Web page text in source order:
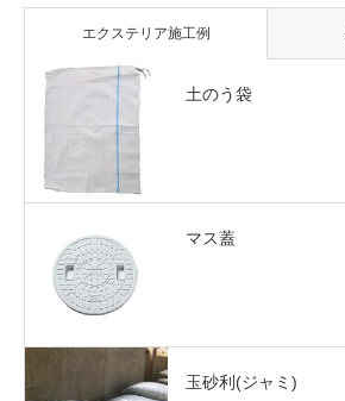
エクステリア施工例
土のう袋
マス蓋
玉砂利(ジャミ)